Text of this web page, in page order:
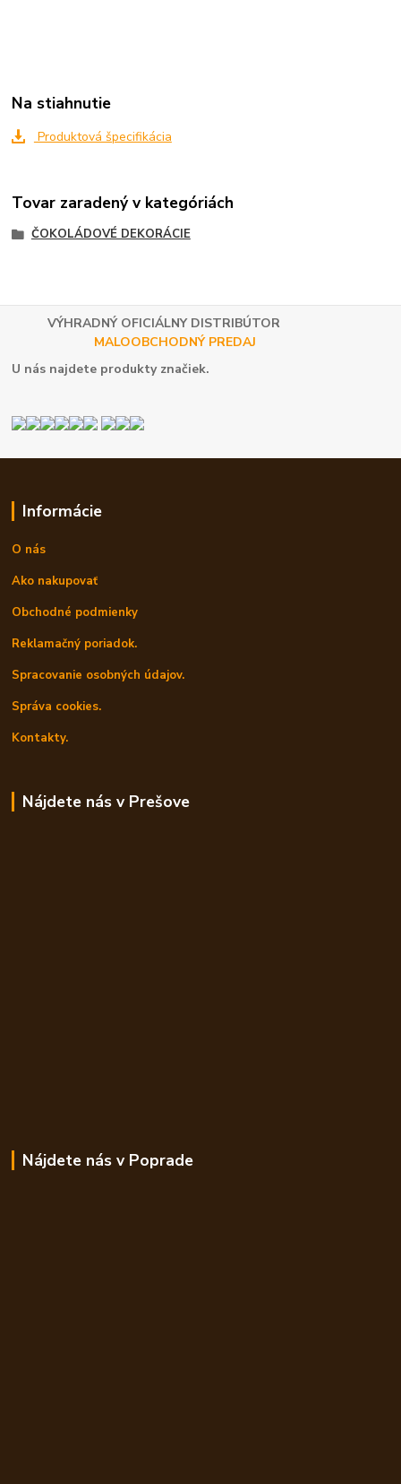
Na stiahnutie
Produktová špecifikácia
Tovar zaradený v kategóriách
ČOKOLÁDOVÉ DEKORÁCIE
VÝHRADNÝ OFICIÁLNY DISTRIBÚTOR
MALOOBCHODNÝ PREDAJ
U nás najdete produkty značiek.
Informácie
O nás
Ako nakupovať
Obchodné podmienky
Reklamačný poriadok.
Spracovanie osobných údajov.
Správa cookies.
Kontakty.
Nájdete nás v Prešove
Nájdete nás v Poprade